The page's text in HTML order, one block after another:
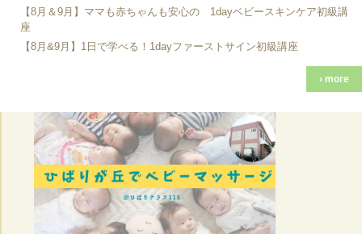
【8月＆9月】ママも赤ちゃんも安心の 1dayベビースキンケア初級講
座
【8月&9月】1日で学べる！1dayファーストサイン初級講座
› more